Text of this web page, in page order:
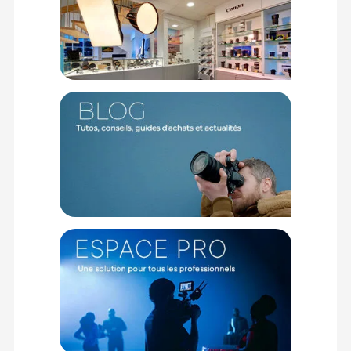
Focale : 50mm
Ouverture maximale : f/1.4
Ouverture minimale : f/16
Construction optique : 10 lentilles en 7 groupes (dont 1
lentille asphérique°
Angle de champ : Format FX : 47° Format DX: 31°.30'
Système de mise au point : Système multi-groupes, système
Distance minimale de mise au point : 0.37m
Rapport de reproduction maximal : 0.17x
Nombre de lamelles du diaphragme : 9 (diaphragme
circulaire)
Plage des ouvertures : f/1.4 - f/16
Diamètre de filtre : 62mm
Dimensions : diamètre max 74.5 x longueur 86.5
Poids : environ 420g
Autofocus : oui
Mise au point : automatique, manuelle